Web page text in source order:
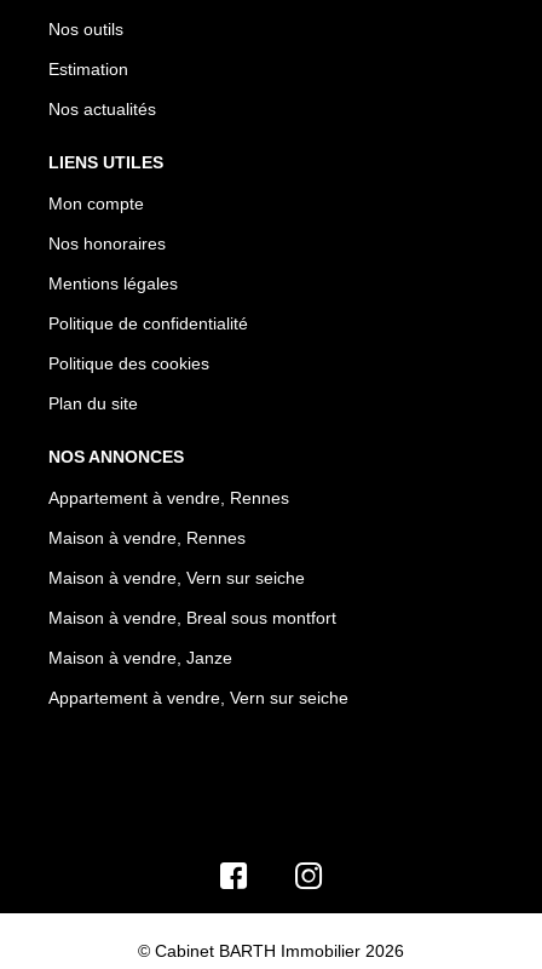
Nos outils
Estimation
Nos actualités
LIENS UTILES
Mon compte
Nos honoraires
Mentions légales
Politique de confidentialité
Politique des cookies
Plan du site
NOS ANNONCES
Appartement à vendre, Rennes
Maison à vendre, Rennes
Maison à vendre, Vern sur seiche
Maison à vendre, Breal sous montfort
Maison à vendre, Janze
Appartement à vendre, Vern sur seiche
© Cabinet BARTH Immobilier 2026